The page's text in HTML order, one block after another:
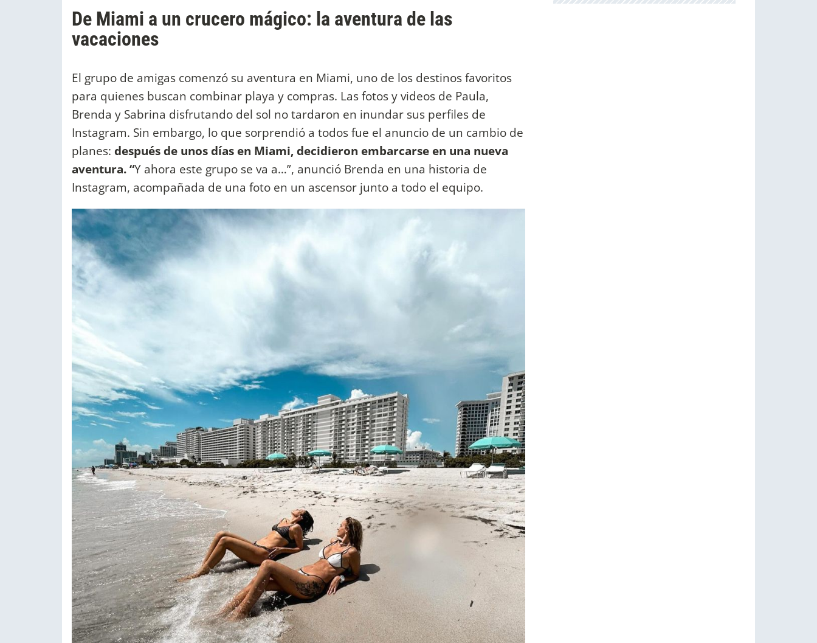
De Miami a un crucero mágico: la aventura de las
vacaciones
El grupo de amigas comenzó su aventura en Miami, uno de los destinos favoritos
para quienes buscan combinar playa y compras. Las fotos y videos de Paula,
Brenda y Sabrina disfrutando del sol no tardaron en inundar sus perfiles de
Instagram. Sin embargo, lo que sorprendió a todos fue el anuncio de un cambio de
planes: después de unos días en Miami, decidieron embarcarse en una nueva
aventura. “Y ahora este grupo se va a…”, anunció Brenda en una historia de
Instagram, acompañada de una foto en un ascensor junto a todo el equipo.